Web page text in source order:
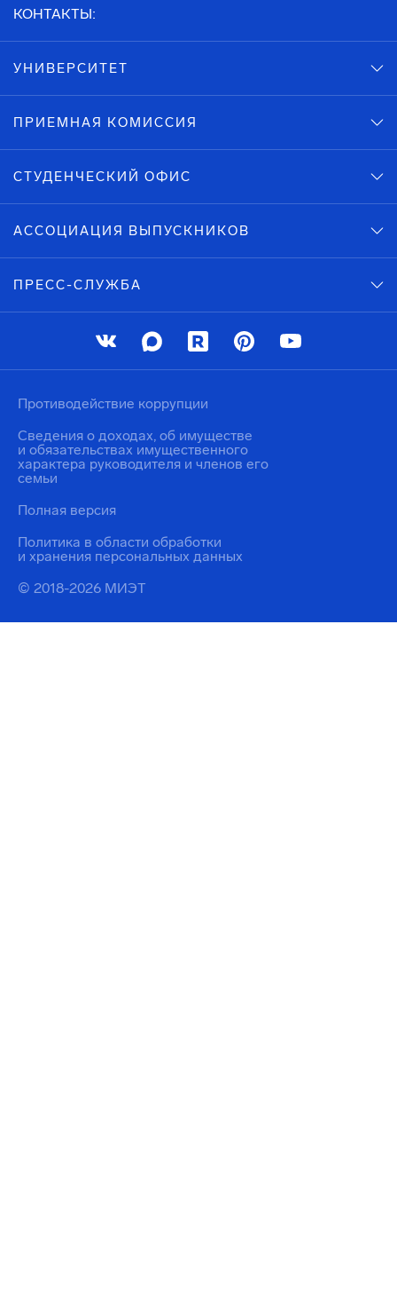
КОНТАКТЫ:
УНИВЕРСИТЕТ
ПРИЕМНАЯ КОМИССИЯ
СТУДЕНЧЕСКИЙ ОФИС
АССОЦИАЦИЯ ВЫПУСКНИКОВ
ПРЕСС-СЛУЖБА
© 2018-2026 МИЭТ
Политика в области обработки
и хранения персональных данных
Противодействие коррупции
Сведения о доходах, об имуществе
и обязательствах имущественного
характера руководителя и членов его
семьи
Полная версия